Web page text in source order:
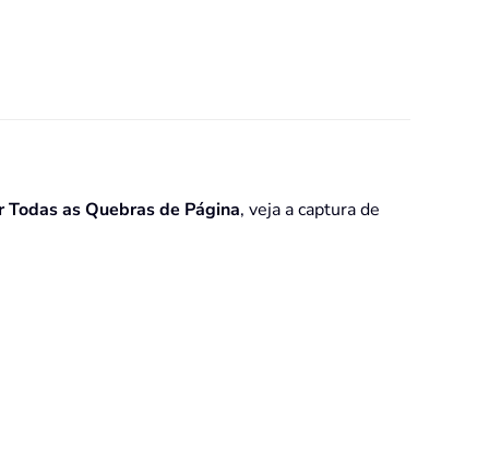
Todas as Quebras de Página, veja a captura de